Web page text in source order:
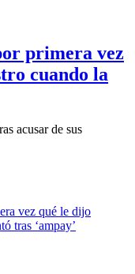
primera vez
cuando la
acusar de sus